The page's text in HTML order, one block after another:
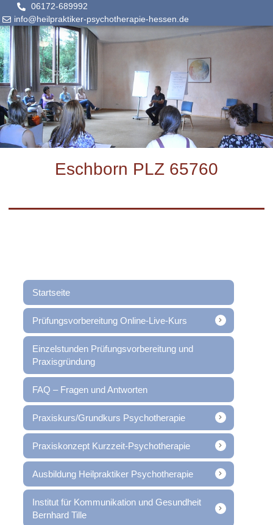
06172-689992
info@heilpraktiker-psychotherapie-hessen.de
Eschborn PLZ 65760
Startseite
Prüfungsvorbereitung Online-Live-Kurs
Einzelstunden Prüfungsvorbereitung und
Praxisgründung
FAQ – Fragen und Antworten
Praxiskurs/Grundkurs Psychotherapie
Praxiskonzept Kurzzeit-Psychotherapie
Ausbildung Heilpraktiker Psychotherapie
Institut für Kommunikation und Gesundheit
Bernhard Tille